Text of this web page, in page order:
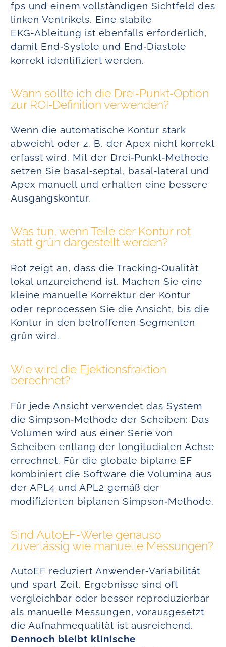
fps und einem vollständigen Sichtfeld des
linken Ventrikels. Eine stabile
EKG‑Ableitung ist ebenfalls erforderlich,
damit End‑Systole und End‑Diastole
korrekt identifiziert werden.
Wann sollte ich die Drei‑Punkt‑Option
zur ROI‑Definition verwenden?
Wenn die automatische Kontur stark
abweicht oder z. B. der Apex nicht korrekt
erfasst wird. Mit der Drei‑Punkt‑Methode
setzen Sie basal‑septal, basal‑lateral und
Apex manuell und erhalten eine bessere
Ausgangskontur.
Was tun, wenn Teile der Kontur rot
statt grün dargestellt werden?
Rot zeigt an, dass die Tracking‑Qualität
lokal unzureichend ist. Machen Sie eine
kleine manuelle Korrektur der Kontur
oder reprocessen Sie die Ansicht, bis die
Kontur in den betroffenen Segmenten
grün wird.
Wie wird die Ejektionsfraktion
berechnet?
Für jede Ansicht verwendet das System
die Simpson‑Methode der Scheiben: Das
Volumen wird aus einer Serie von
Scheiben entlang der longitudialen Achse
errechnet. Für die globale biplane EF
kombiniert die Software die Volumina aus
der APL4 und APL2 gemäß der
modifizierten biplanen Simpson‑Methode.
Sind AutoEF‑Werte genauso
zuverlässig wie manuelle Messungen?
AutoEF reduziert Anwender‑Variabilität
und spart Zeit. Ergebnisse sind oft
vergleichbar oder besser reproduzierbar
als manuelle Messungen, vorausgesetzt
die Aufnahmequalität ist ausreichend.
Dennoch bleibt klinische